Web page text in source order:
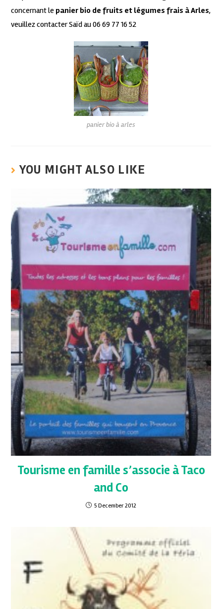
concernant le panier bio de fruits et légumes frais à Arles,
veuillez contacter Saïd au 06 69 77 16 52
panier bio à arles
YOU MIGHT ALSO LIKE
Tourisme en famille s’associe à Taco
and Co
5 December 2012